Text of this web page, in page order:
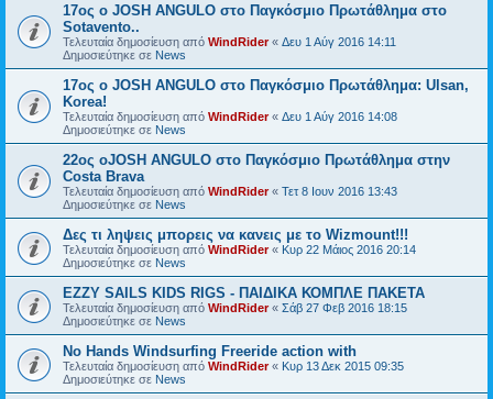
17ος ο JOSH ANGULO στο Παγκόσμιο Πρωτάθλημα στο
Sotavento..
Τελευταία δημοσίευση από WindRider« Δευ 1 Αύγ 2016 14:11
Δημοσιεύτηκε σε News
17ος ο JOSH ANGULO στο Παγκόσμιο Πρωτάθλημα: Ulsan,
Korea!
Τελευταία δημοσίευση από WindRider« Δευ 1 Αύγ 2016 14:08
Δημοσιεύτηκε σε News
22ος οJOSH ANGULO στο Παγκόσμιο Πρωτάθλημα στην
Costa Brava
Τελευταία δημοσίευση από WindRider« Τετ 8 Ιουν 2016 13:43
Δημοσιεύτηκε σε News
Δες τι ληψεις μπορεις να κανεις με το Wizmount!!!
Τελευταία δημοσίευση από WindRider« Κυρ 22 Μάιος 2016 20:14
Δημοσιεύτηκε σε News
EZZY SAILS KIDS RIGS - ΠΑΙΔΙΚΑ ΚΟΜΠΛΕ ΠΑΚΕΤΑ
Τελευταία δημοσίευση από WindRider« Σάβ 27 Φεβ 2016 18:15
Δημοσιεύτηκε σε News
No Hands Windsurfing Freeride action with
Τελευταία δημοσίευση από WindRider« Κυρ 13 Δεκ 2015 09:35
Δημοσιεύτηκε σε News